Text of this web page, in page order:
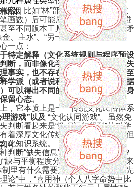
容，比如“林”部首识别归“木”，按数
画数）后可能属“金”。这两种规则碰
至不同版本工具测出的结果会出现矛
、主水”、“另一款却算出我缺火”。
一点：
特定解释（文化系统规则与程序预设
断，而非像化学元素周期表检测缺失
事实，也不存在唯一正确结果，甚至
学派（或者说程序员选择的判断数据
可以得出不同的结论——这一点本身
留心态。
，它本质上是一个传统文化民俗体系
理游戏”以及 “文化认同游戏”。虽然免
判断看起来是“数据运行得到”的科学
着深厚文化传统和逻辑推演方式、但
化知识系统。
判断“缺失信息”的报告如此关心呢？
缺与平衡程度分布”，往往被联想用来
制里有什么需要支持”——即所谓的“先
论”中，“喜用神（个人八字命势中比
婚姻
吗